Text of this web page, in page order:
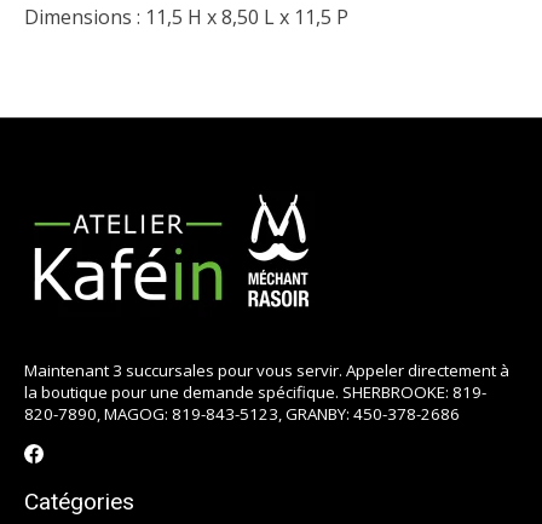
Dimensions : 11,5 H x 8,50 L x 11,5 P
Maintenant 3 succursales pour vous servir. Appeler directement à
la boutique pour une demande spécifique. SHERBROOKE: 819-
820-7890, MAGOG: 819-843-5123, GRANBY: 450-378-2686
Catégories